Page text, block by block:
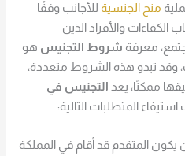
منح الجنسية للأجانب وفقًا
والأفراد الذين
معرفة شروط التجنيس هو
وقد تبدو هذه الشروط متعددة،
ممكنًا، يعد التجنيس في
المتطلبات التالية:
يكون المتقدم قد أقام في المملكة